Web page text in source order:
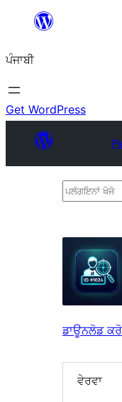
'ਤੇ
ਜਾਓ
ਪੰਜਾਬੀ
Get WordPress
ਪਲੱਗਇਨਾਂ
ਡਾਊਨਲੋਡ ਕਰੋ
ਵੇਰਵਾ